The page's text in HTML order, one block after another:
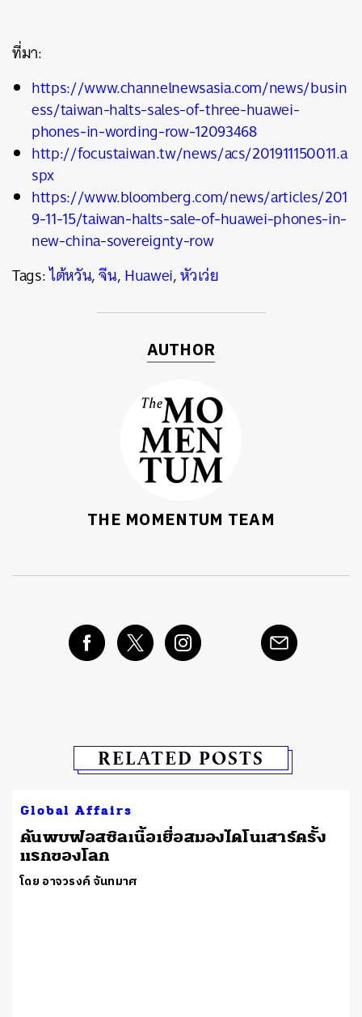
ที่มา:
https://www.channelnewsasia.com/news/busin
ess/taiwan-halts-sales-of-three-huawei-
phones-in-wording-row-12093468
http://focustaiwan.tw/news/acs/201911150011.a
spx
https://www.bloomberg.com/news/articles/201
9-11-15/taiwan-halts-sale-of-huawei-phones-in-
new-china-sovereignty-row
Tags:ไต้หวัน,จีน,Huawei,หัวเว่ย
AUTHOR
THE MOMENTUM TEAM
RELATED POSTS
Global Affairs
ค้นพบฟอสซิลเนื้อเยื่อสมองไดโนเสาร์ครั้ง
แรกของโลก
โดย อาจวรงค์ จันทมาศ